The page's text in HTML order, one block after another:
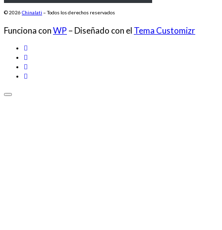
© 2026 Chinalati – Todos los derechos reservados
Funciona conWP – Diseñado con el Tema Customizr